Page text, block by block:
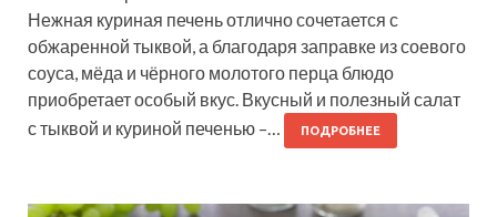
Нежная куриная печень отлично сочетается с
обжаренной тыквой, а благодаря заправке из соевого
соуса, мёда и чёрного молотого перца блюдо
приобретает особый вкус. Вкусный и полезный салат
с тыквой и куриной печенью –…
ПОДРОБНЕЕ